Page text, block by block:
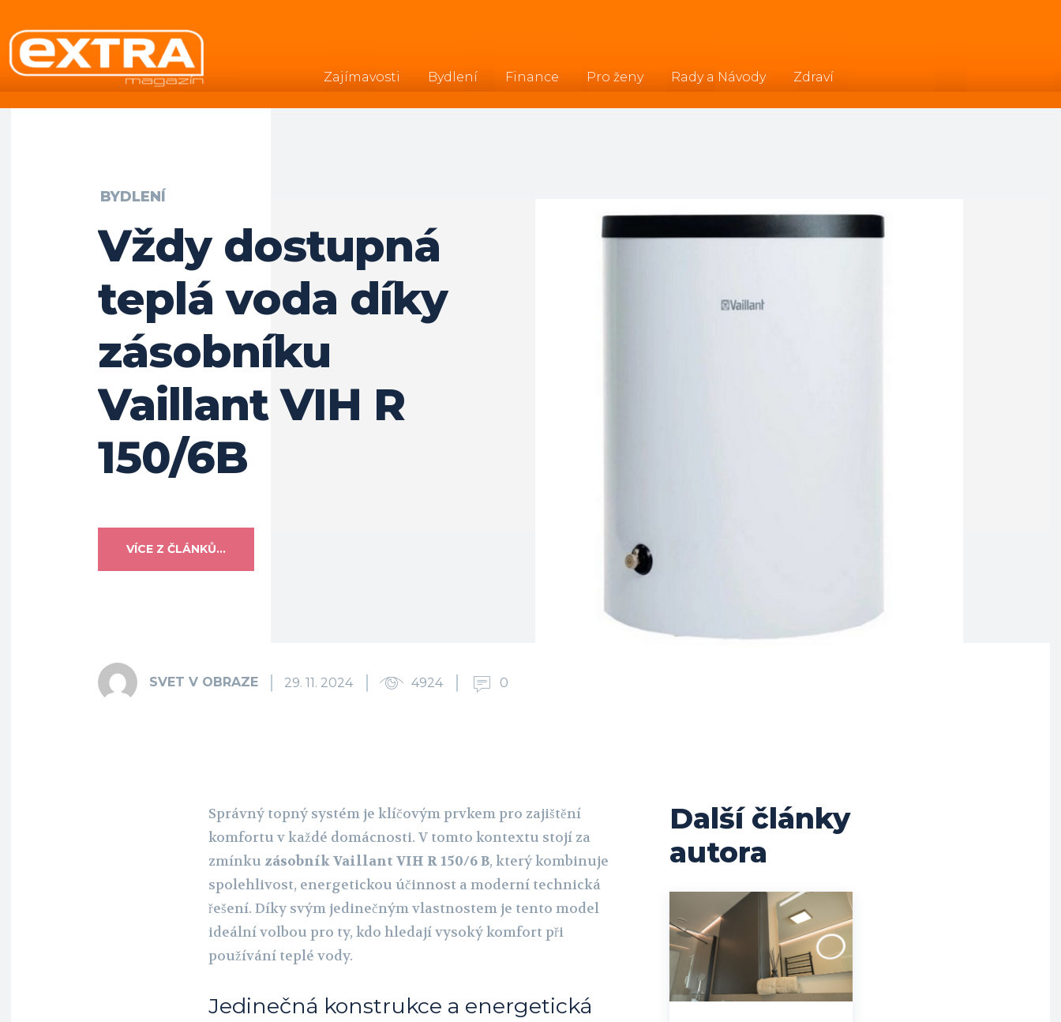
Zajímavosti Bydlení Finance Pro ženy Rady a Návody Zdraví
.
BYDLENÍ
Vždy dostupná
teplá voda díky
zásobníku
Vaillant VIH R
150/6B
VÍCE Z ČLÁNKŮ...
SVET V OBRAZE 29. 11. 2024 4924 0
Správný topný systém je klíčovým prvkem pro zajištění
komfortu v každé domácnosti. V tomto kontextu stojí za
zmínku zásobník Vaillant VIH R 150/6 B, který kombinuje
spolehlivost, energetickou účinnost a moderní technická
řešení. Díky svým jedinečným vlastnostem je tento model
ideální volbou pro ty, kdo hledají vysoký komfort při
používání teplé vody.
Jedinečná konstrukce a energetická
Další články
autora